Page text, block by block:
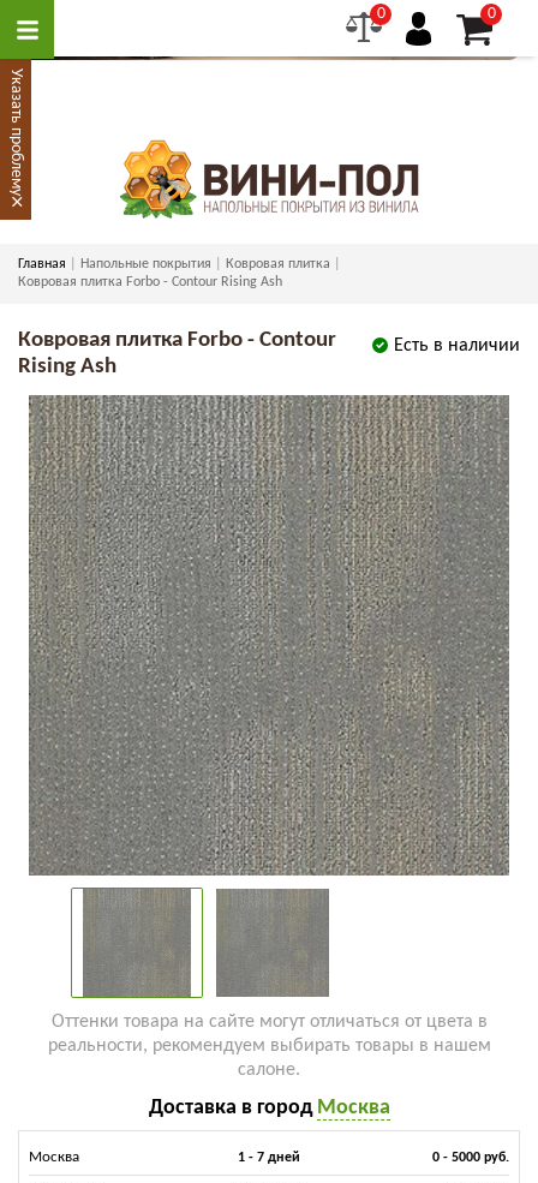
0 0
Главная Напольные покрытия
Ковровая плитка
Ковровая плитка Forbo - Contour Rising Ash
Есть в наличии
Ковровая плитка Forbo - Contour
Rising Ash
Оттенки товара на сайте могут отличаться от цвета в
реальности, рекомендуем выбирать товары в нашем
салоне.
Доставка в город Москва
Москва 1 - 7 дней 0 - 5000 руб.
Указать проблему
×